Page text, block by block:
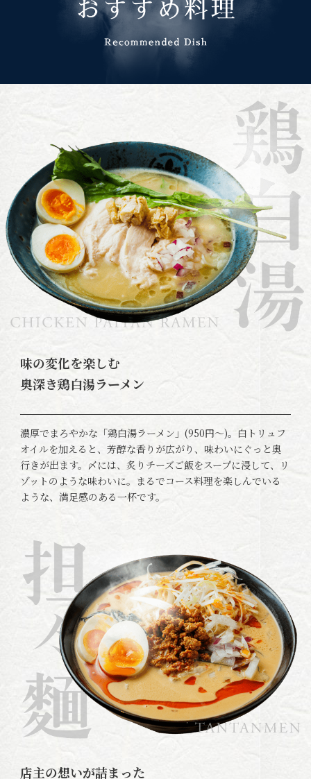
味の変化を楽しむ
奥深き鶏白湯ラーメン
濃厚でまろやかな「鶏白湯ラーメン」(950円〜)。白トリュフ
オイルを加えると、芳醇な香りが広がり、味わいにぐっと奥
行きが出ます。〆には、炙りチーズご飯をスープに浸して、リ
ゾットのような味わいに。まるでコース料理を楽しんでいる
ような、満足感のある一杯です。
店主の想いが詰まった